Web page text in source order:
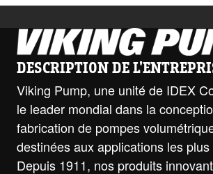
DESCRIPTION DE
Viking Pump, une unité de IDEX
le leader mondial dans la
fabrication de pompes
destinées aux applications les
Depuis 1911, nos produits